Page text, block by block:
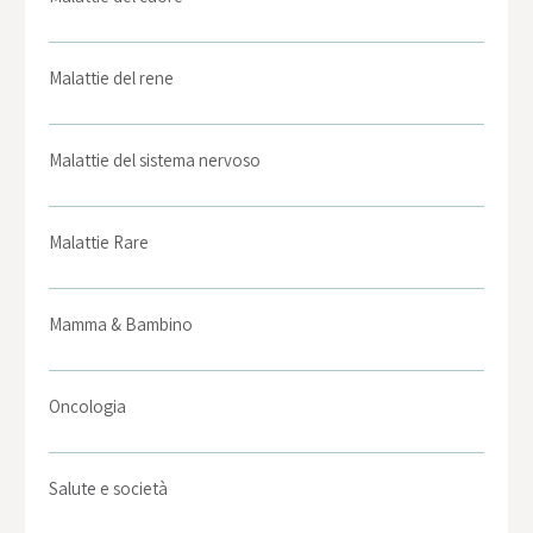
Malattie del rene
Malattie del sistema nervoso
Malattie Rare
Mamma & Bambino
Oncologia
Salute e società